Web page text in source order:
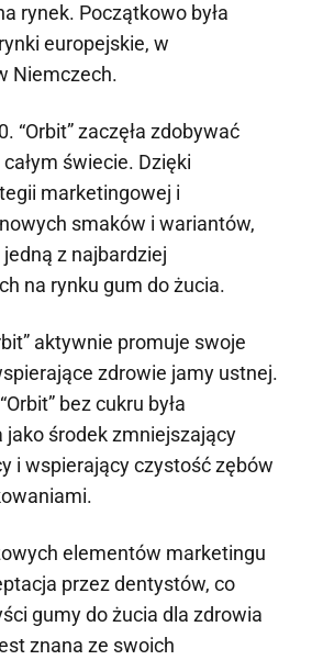
rynek. Początkowo była
europejskie, w
Niemczech.
“Orbit” zaczęła zdobywać
świecie. Dzięki
marketingowej i
smaków i wariantów,
z najbardziej
na rynku gum do żucia.
aktywnie promuje swoje
zdrowie jamy ustnej.
bez cukru była
jako środek zmniejszający
i wspierający czystość zębów
elementów marketingu
przez dentystów, co
gumy do żucia dla zdrowia
znana ze swoich